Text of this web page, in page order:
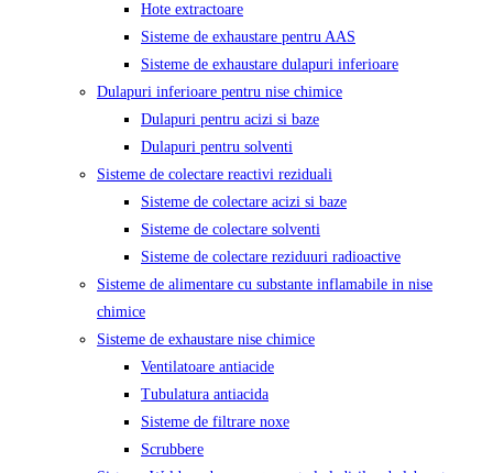
Hote extractoare
Sisteme de exhaustare pentru AAS
Sisteme de exhaustare dulapuri inferioare
Dulapuri inferioare pentru nise chimice
Dulapuri pentru acizi si baze
Dulapuri pentru solventi
Sisteme de colectare reactivi reziduali
Sisteme de colectare acizi si baze
Sisteme de colectare solventi
Sisteme de colectare reziduuri radioactive
Sisteme de alimentare cu substante inflamabile in nise
chimice
Sisteme de exhaustare nise chimice
Ventilatoare antiacide
Tubulatura antiacida
Sisteme de filtrare noxe
Scrubbere